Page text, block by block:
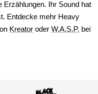
Erzählungen. Ihr Sound hat
Entdecke mehr Heavy
Kreator oder W.A.S.P. bei